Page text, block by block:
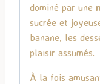
dominé par une
sucrée et
banane, les
plaisir assumés.
À la fois